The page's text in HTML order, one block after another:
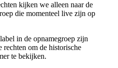
kijken we alleen naar de
die momenteel live zijn op
in de opnamegroep zijn
om de historische
te bekijken.